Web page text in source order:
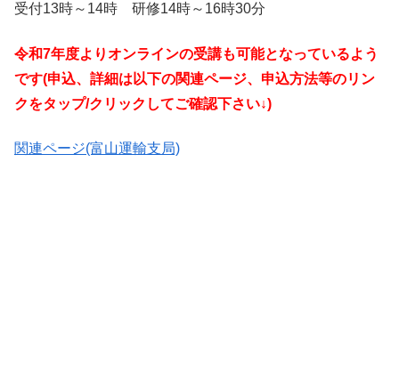
受付13時～14時 研修14時～16時30分
令和7年度よりオンラインの受講も可能となっているよう
です(申込、詳細は以下の関連ページ、申込方法等のリン
クをタップ/クリックしてご確認下さい↓)
関連ページ(富山運輸支局)